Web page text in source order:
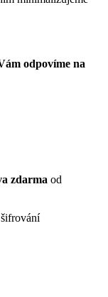
odpovíme na
zdarma od